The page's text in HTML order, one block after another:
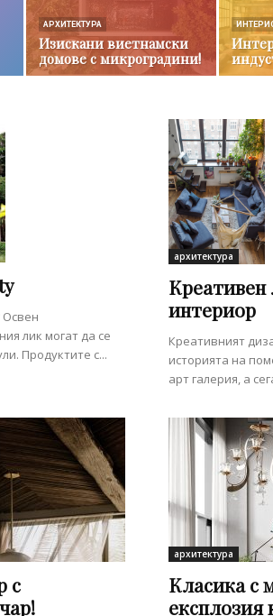
АРХИТЕКТУРА
Изискани виетнамски
домове с микроградини!
Освен
лик могат да се
Продуктите с...
архитектура
Креативен
интериор
Креативният
историята на
арт галерия, а
с
архитектура
Класика с